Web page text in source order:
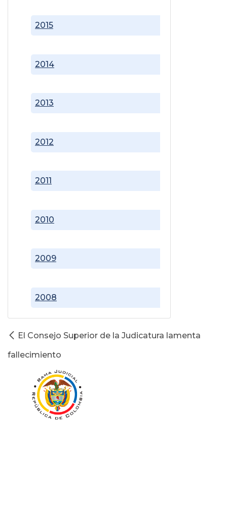
2008
2009
2010
2011
2012
2013
2014
2015
El Consejo Superior de la Judicatura lamenta
fallecimiento